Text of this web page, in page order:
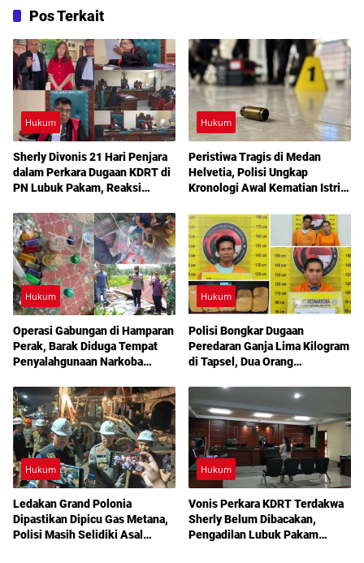
Pos Terkait
Hukum
Sherly Divonis 21 Hari Penjara
dalam Perkara Dugaan KDRT di
PN Lubuk Pakam, Reaksi
Banding Jadi Sorotan
Hukum
Peristiwa Tragis di Medan
Helvetia, Polisi Ungkap
Kronologi Awal Kematian Istri
Hukum
Operasi Gabungan di Hamparan
Perak, Barak Diduga Tempat
Penyalahgunaan Narkoba
Hukum
Polisi Bongkar Dugaan
Peredaran Ganja Lima Kilogram
di Tapsel, Dua Orang
Hukum
Ledakan Grand Polonia
Dipastikan Dipicu Gas Metana,
Polisi Masih Selidiki Asal
Hukum
Vonis Perkara KDRT Terdakwa
Sherly Belum Dibacakan,
Pengadilan Lubuk Pakam